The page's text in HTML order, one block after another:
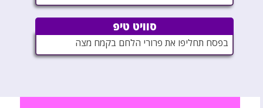
סוויט טיפ
בפסח תחליפו את פרורי הלחם בקמח מצה